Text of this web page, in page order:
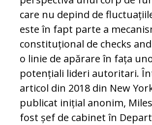
care nu depind de
este în fapt parte a
constituțional de checks
o linie de apărare în fața
potențiali lideri autoritari.
articol din 2018 din New
publicat inițial anonim,
fost șef de cabinet în